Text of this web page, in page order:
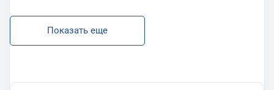
Показать еще